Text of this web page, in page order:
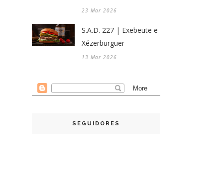
23 Mar 2026
S.A.D. 227 | Exebeute e
Xézerburguer
13 Mar 2026
SEGUIDORES